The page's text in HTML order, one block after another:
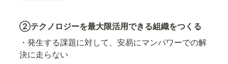
②テクノロジーを最大限活用できる組織をつくる
・発生する課題に対して、安易にマンパワーでの解
決に走らない